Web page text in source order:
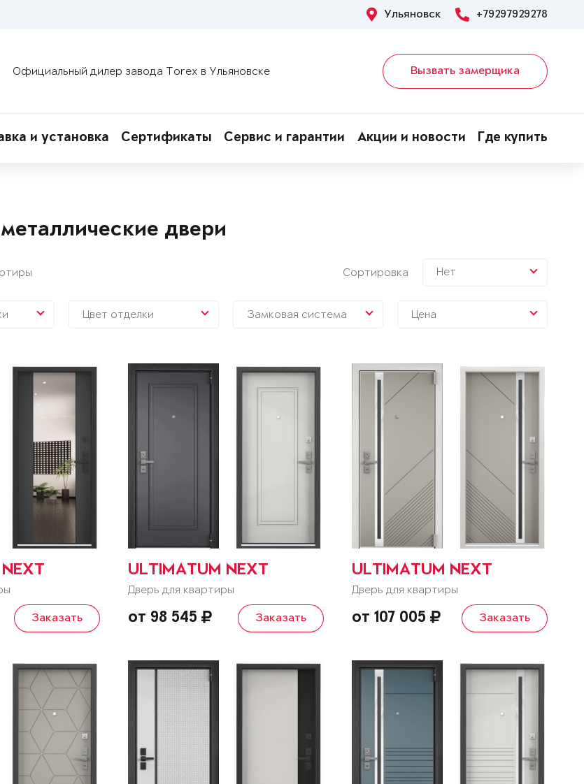
Ульяновск +79297929278
Официальный дилер завода Torex в Ульяновске Вызвать замерщика
и установка Сертификаты Сервис и гарантии Акции и новости Где купить
двери
Сортировка Нет
Цвет отделки Замковая система Цена
Заказать
ULTIMATUM NEXT
Дверь для квартиры
от 98 545 Заказать
ULTIMATUM NEXT
Дверь для квартиры
от 107 005 Заказать